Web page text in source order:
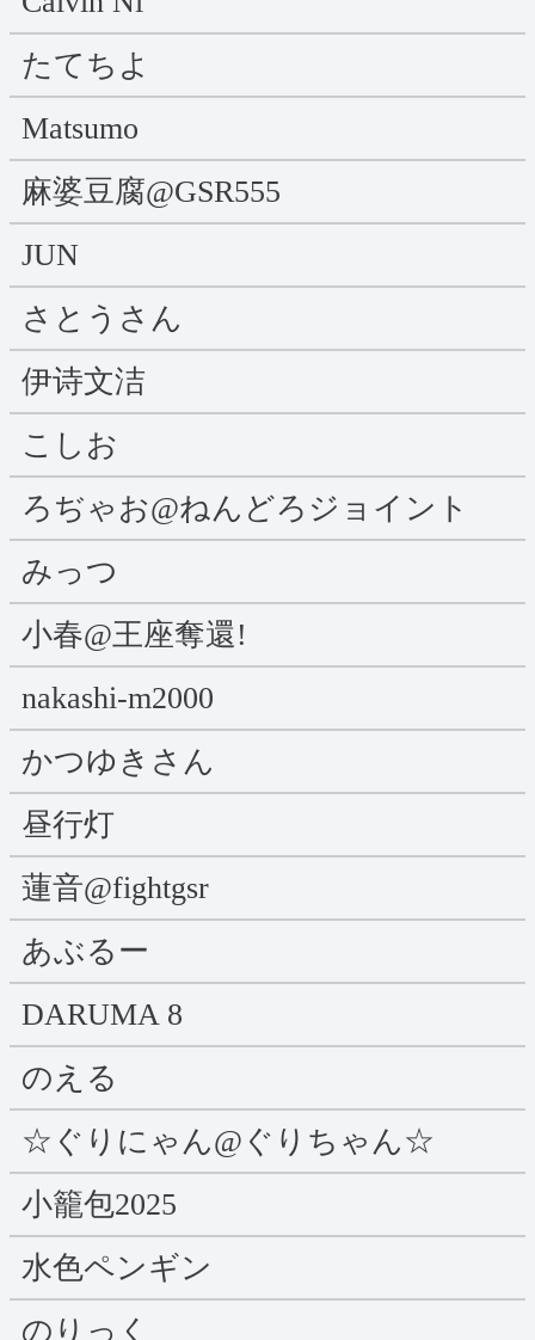
たてちよ
Matsumo
麻婆豆腐@GSR555
JUN
さとうさん
伊诗文洁
こしお
ろぢゃお@ねんどろジョイント
みっつ
小春@王座奪還!
nakashi-m2000
かつゆきさん
昼行灯
蓮音@fightgsr
あぶるー
DARUMA 8
のえる
☆ぐりにゃん@ぐりちゃん☆
小籠包2025
水色ペンギン
のりっく